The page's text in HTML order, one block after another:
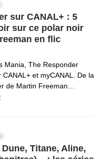
sur CANAL+ : 5
sur ce polar noir
en flic
Mania, The Responder
et myCANAL. De la
de Martin Freeman…
Titane, Aline,